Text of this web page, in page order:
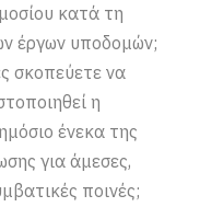
κατά τη
έργων υποδομών;
σκοπεύετε να
η
ένεκα της
για άμεσες,
ποινές;